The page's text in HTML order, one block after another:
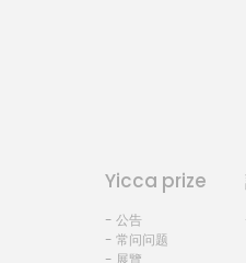
Yicca prize
- 公告
- 常问问题